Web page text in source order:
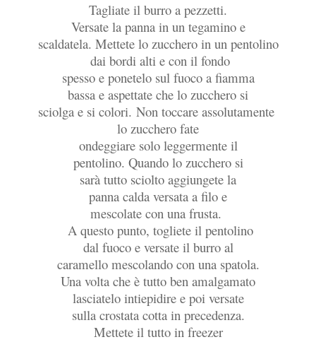
Tagliate il burro a pezzetti.
Versate la panna in un tegamino e
scaldatela. Mettete lo zucchero in un pentolino
dai bordi alti e con il fondo
spesso e ponetelo sul fuoco a fiamma
bassa e aspettate che lo zucchero si
sciolga e si colori. Non toccare assolutamente
lo zucchero fate
ondeggiare solo leggermente il
pentolino. Quando lo zucchero si
sarà tutto sciolto aggiungete la
panna calda versata a filo e
mescolate con una frusta.
A questo punto, togliete il pentolino
dal fuoco e versate il burro al
caramello mescolando con una spatola.
Una volta che è tutto ben amalgamato
lasciatelo intiepidire e poi versate
sulla crostata cotta in precedenza.
Mettete il tutto in freezer